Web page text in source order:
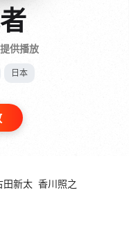
供播放
日本
田新太 香川照之